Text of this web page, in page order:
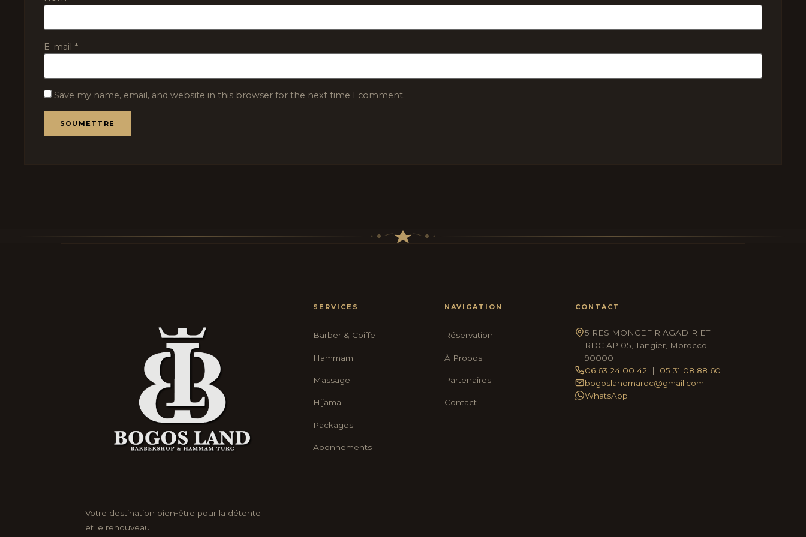
E-mail *
Save my name, email, and website in this browser for the next time I comment.
Votre destination bien‑être pour la détente
et le renouveau.
SERVICES
Barber & Coiffe
Hammam
Massage
Hijama
Packages
Abonnements
NAVIGATION
Réservation
À Propos
Partenaires
Contact
CONTACT
5 RES MONCEF R AGADIR ET.
RDC AP 05, Tangier, Morocco
90000
06 63 24 00 42 | 05 31 08 88 60
bogoslandmaroc@gmail.com
WhatsApp